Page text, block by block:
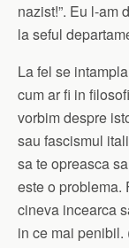
nazist!”. Eu l-am
la seful
La fel se
cum ar fi in
vorbim despre
sau fascismul
sa te opreasca
este o problema.
cineva incearca
in ce mai